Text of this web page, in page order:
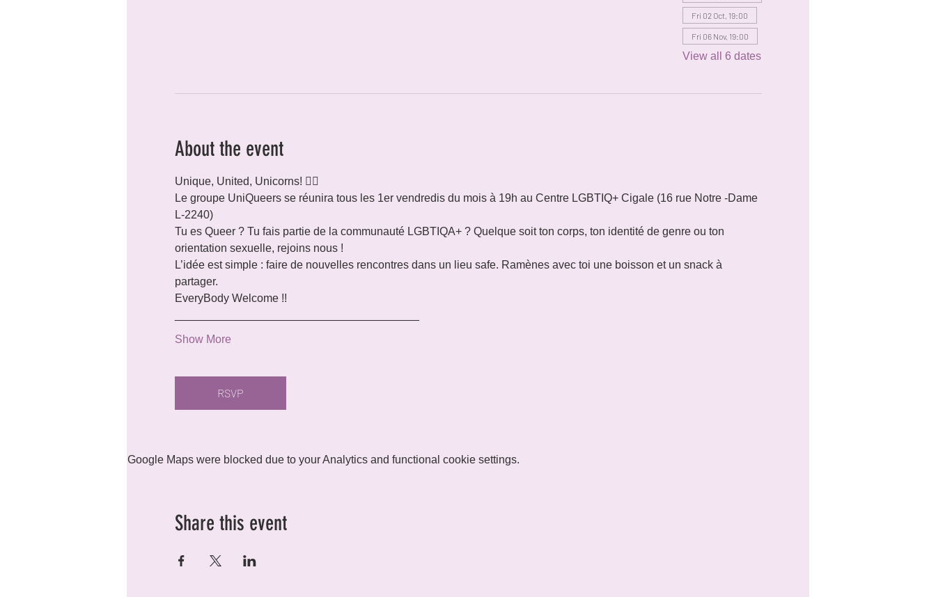
Fri 02 Oct, 19:00
Fri 06 Nov, 19:00
View all 6 dates
About the event
Unique, United, Unicorns! 🏳️‍🌈
Le groupe UniQueers se réunira tous les 1er vendredis du mois à 19h au Centre LGBTIQ+ Cigale (16 rue Notre -Dame
L-2240)
Tu es Queer ? Tu fais partie de la communauté LGBTIQA+ ? Quelque soit ton corps, ton identité de genre ou ton
orientation sexuelle, rejoins nous !
L’idée est simple : faire de nouvelles rencontres dans un lieu safe. Ramènes avec toi une boisson et un snack à
partager.
EveryBody Welcome !!
Show More
RSVP
Google Maps were blocked due to your Analytics and functional cookie settings.
Share this event